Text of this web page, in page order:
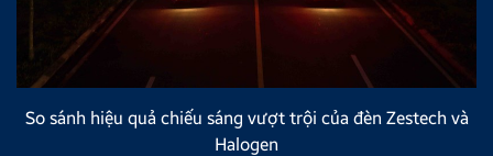
So sánh hiệu quả chiếu sáng vượt trội của đèn Zestech và
Halogen